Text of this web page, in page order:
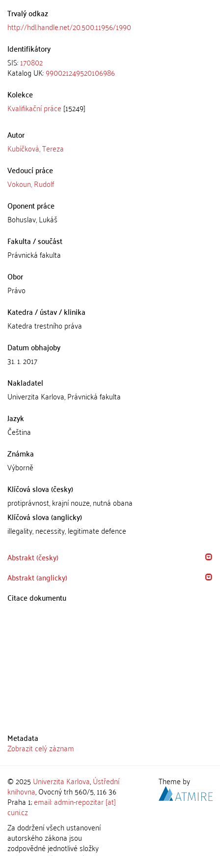
Trvalý odkaz
http://hdl.handle.net/20.500.11956/1990
Identifikátory
SIS:170802
Katalog UK:990021249520106986
Kolekce
Kvalifikační práce [15249]
Autor
Kubíčková, Tereza
Vedoucí práce
Vokoun, Rudolf
Oponent práce
Bohuslav, Lukáš
Fakulta / součást
Právnická fakulta
Obor
Právo
Katedra / ústav / klinika
Katedra trestního práva
Datum obhajoby
31. 1. 2017
Nakladatel
Univerzita Karlova, Právnická fakulta
Jazyk
Čeština
Známka
Výborně
Klíčová slova (česky)
protiprávnost, krajní nouze, nutná obana
Klíčová slova (anglicky)
illegality, necessity, legitimate defence
Abstrakt (česky)
Abstrakt (anglicky)
Citace dokumentu
Metadata
Zobrazit celý záznam
© 2025 Univerzita Karlova,Ústřední
knihovna, Ovocný trh 560/5, 116 36
Praha 1;email: admin-repozitar [at]
cuni.cz
Za dodržení všech ustanovení
autorského zákona jsou
zodpovědné jednotlivé složky
Theme by